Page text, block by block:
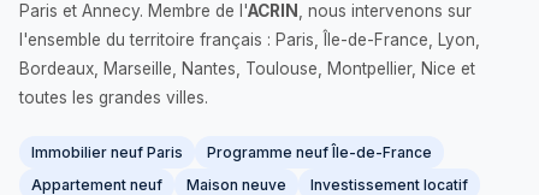
Paris et Annecy. Membre de l'ACRIN
, nous intervenons sur
l'ensemble du territoire français : Paris, Île-de-France, Lyon,
Bordeaux, Marseille, Nantes, Toulouse, Montpellier, Nice et
toutes les grandes villes.
Immobilier neuf Paris
Programme neuf Île-de-France
Appartement neuf
Maison neuve
Investissement locatif